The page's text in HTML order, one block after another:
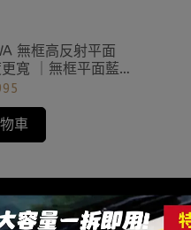
無框高反射平面
車